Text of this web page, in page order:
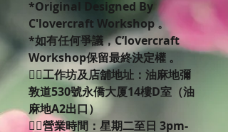
*Original Designed By
C'lovercraft Workshop 。
*如有任何爭議，C’lovercraft
Workshop保留最終決定權 。
👉🏻工作坊及店舖地址：油麻地彌
敦道530號永僑大厦14樓D室（油
麻地A2出口）
👉🏻營業時間：星期二至日 3pm-